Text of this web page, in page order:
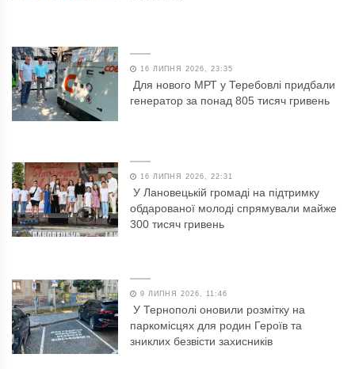
16 ЛИПНЯ 2026, 23:35
Для нового МРТ у Теребовлі придбали
генератор за понад 805 тисяч гривень
16 ЛИПНЯ 2026, 22:31
У Лановецькій громаді на підтримку
обдарованої молоді спрямували майже
300 тисяч гривень
9 ЛИПНЯ 2026, 11:46
У Тернополі оновили розмітку на
паркомісцях для родин Героїв та
зниклих безвісти захисників